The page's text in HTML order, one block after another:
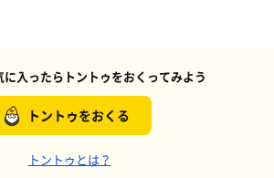
に入ったらトントゥをおくってみよう
トントゥをおくる
トントゥとは？